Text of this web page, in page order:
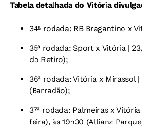
Tabela detalhada do Vitória
34ª rodada: RB Bragantino x
35ª rodada: Sport x Vitória |
do Retiro);
36ª rodada: Vitória x Mirassol |
(Barradão);
37ª rodada: Palmeiras x Vitória
feira), às 19h30 (Allianz